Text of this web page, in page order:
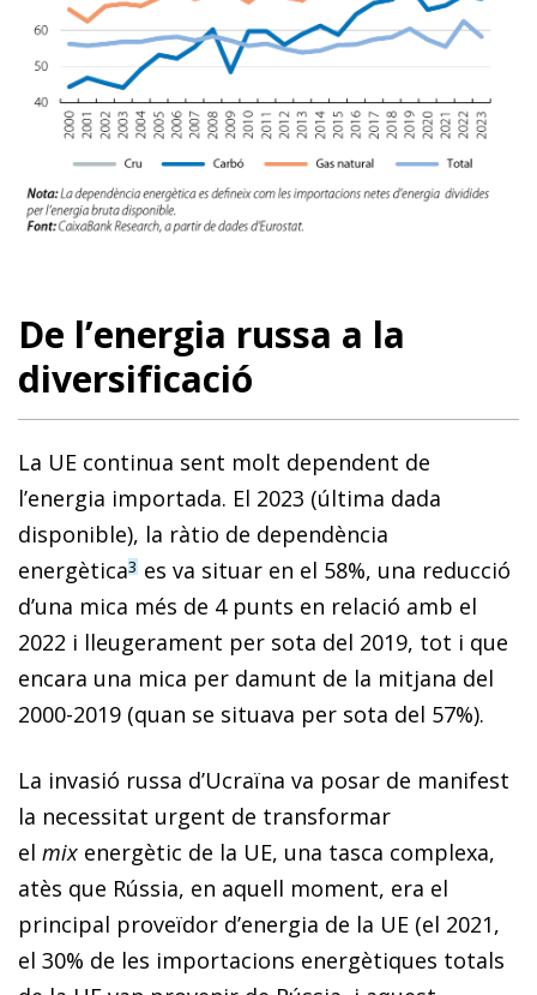
De l’energia russa a la
diversificació
La UE continua sent molt dependent de
l’energia importada. El 2023 (última dada
disponible), la ràtio de dependència
energètica3 es va situar en el 58%, una reducció
d’una mica més de 4 punts en relació amb el
2022 i lleugerament per sota del 2019, tot i que
encara una mica per damunt de la mitjana del
2000-2019 (quan se situava per sota del 57%).
La invasió russa d’Ucraïna va posar de manifest
la necessitat urgent de transformar
el mix energètic de la UE, una tasca complexa,
atès que Rússia, en aquell moment, era el
principal proveïdor d’energia de la UE (el 2021,
el 30% de les importacions energètiques totals